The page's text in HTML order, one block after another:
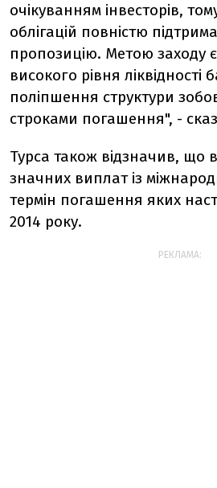
очікуванням інвесторів,
облігацій повністю
пропозицію. Метою заходу
високого рівня ліквідності
поліпшення структури
строками погашення", -
Турса також відзначив, що
значних виплат із
термін погашення яких
2014 року.
РЕКЛАМА: